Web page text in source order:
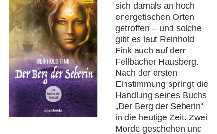
sich damals an hoch
energetischen Orten
getroffen – und solche
gibt es laut Reinhold
Fink auch auf dem
Fellbacher Hausberg.
Nach der ersten
Einstimmung springt die
Handlung seines Buchs
„Der Berg der Seherin“
in die heutige Zeit. Zwei
Morde geschehen und